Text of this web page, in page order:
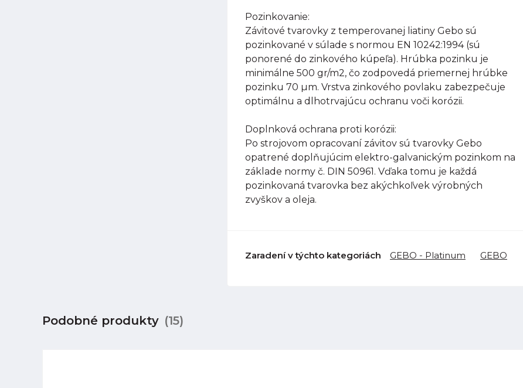
Pozinkovanie:
Závitové tvarovky z temperovanej liatiny Gebo sú
pozinkované v súlade s normou EN 10242:1994 (sú
ponorené do zinkového kúpeľa). Hrúbka pozinku je
minimálne 500 gr/m2, čo zodpovedá priemernej hrúbke
pozinku 70 µm. Vrstva zinkového povlaku zabezpečuje
optimálnu a dlhotrvajúcu ochranu voči korózii.
Doplnková ochrana proti korózii:
Po strojovom opracovaní závitov sú tvarovky Gebo
opatrené doplňujúcim elektro-galvanickým pozinkom na
základe normy č. DIN 50961. Vďaka tomu je každá
pozinkovaná tvarovka bez akýchkoľvek výrobných
zvyškov a oleja.
Zaradení v týchto kategoriách GEBO - Platinum GEBO
Podobné produkty (15)